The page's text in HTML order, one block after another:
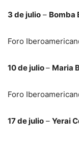
3 de julio – Bomba
Foro
10 de julio– Maria
Foro
17 de julio – Yerai